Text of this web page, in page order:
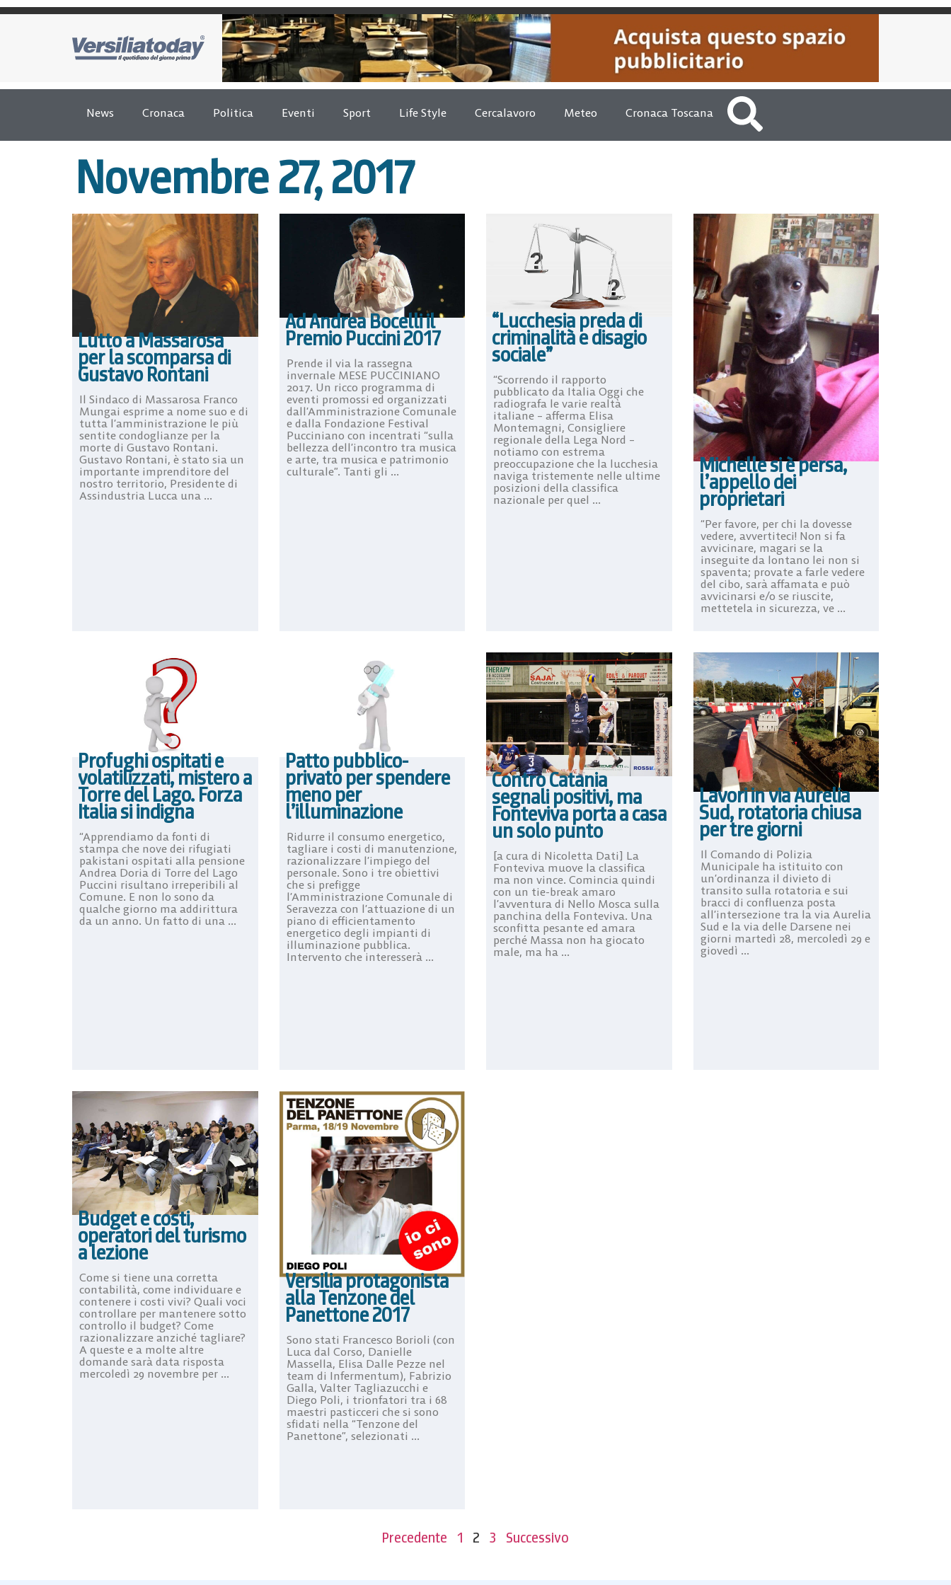
News Cronaca Politica Eventi Sport Life Style Cercalavoro Meteo Cronaca Toscana
Novembre 27, 2017
Lutto a Massarosa
per la scomparsa di
Gustavo Rontani
Il Sindaco di Massarosa Franco
Mungai esprime a nome suo e di
tutta l’amministrazione le più
sentite condoglianze per la
morte di Gustavo Rontani.
Gustavo Rontani, è stato sia un
importante imprenditore del
nostro territorio, Presidente di
Assindustria Lucca una ...
Ad Andrea Bocelli il
Premio Puccini 2017
Prende il via la rassegna
invernale MESE PUCCINIANO
2017. Un ricco programma di
eventi promossi ed organizzati
dall’Amministrazione Comunale
e dalla Fondazione Festival
Pucciniano con incentrati “sulla
bellezza dell’incontro tra musica
e arte, tra musica e patrimonio
culturale”. Tanti gli ...
“Lucchesia preda di
criminalità e disagio
sociale”
“Scorrendo il rapporto
pubblicato da Italia Oggi che
radiografa le varie realtà
italiane – afferma Elisa
Montemagni, Consigliere
regionale della Lega Nord –
notiamo con estrema
preoccupazione che la lucchesia
naviga tristemente nelle ultime
posizioni della classifica
nazionale per quel ...
Michelle si è persa,
l’appello dei
proprietari
“Per favore, per chi la dovesse
vedere, avvertiteci! Non si fa
avvicinare, magari se la
inseguite da lontano lei non si
spaventa; provate a farle vedere
del cibo, sarà affamata e può
avvicinarsi e/o se riuscite,
mettetela in sicurezza, ve ...
Profughi ospitati e
volatilizzati, mistero a
Torre del Lago. Forza
Italia si indigna
“Apprendiamo da fonti di
stampa che nove dei rifugiati
pakistani ospitati alla pensione
Andrea Doria di Torre del Lago
Puccini risultano irreperibili al
Comune. E non lo sono da
qualche giorno ma addirittura
da un anno. Un fatto di una ...
Patto pubblico-
privato per spendere
meno per
l’illuminazione
Ridurre il consumo energetico,
tagliare i costi di manutenzione,
razionalizzare l’impiego del
personale. Sono i tre obiettivi
che si prefigge
l’Amministrazione Comunale di
Seravezza con l’attuazione di un
piano di efficientamento
energetico degli impianti di
illuminazione pubblica.
Intervento che interesserà ...
Contro Catania
segnali positivi, ma
Fonteviva porta a casa
un solo punto
[a cura di Nicoletta Dati] La
Fonteviva muove la classifica
ma non vince. Comincia quindi
con un tie-break amaro
l’avventura di Nello Mosca sulla
panchina della Fonteviva. Una
sconfitta pesante ed amara
perché Massa non ha giocato
male, ma ha ...
Lavori in via Aurelia
Sud, rotatoria chiusa
per tre giorni
Il Comando di Polizia
Municipale ha istituito con
un’ordinanza il divieto di
transito sulla rotatoria e sui
bracci di confluenza posta
all’intersezione tra la via Aurelia
Sud e la via delle Darsene nei
giorni martedì 28, mercoledì 29 e
giovedì ...
Budget e costi,
operatori del turismo
a lezione
Come si tiene una corretta
contabilità, come individuare e
contenere i costi vivi? Quali voci
controllare per mantenere sotto
controllo il budget? Come
razionalizzare anziché tagliare?
A queste e a molte altre
domande sarà data risposta
mercoledì 29 novembre per ...
Versilia protagonista
alla Tenzone del
Panettone 2017
Sono stati Francesco Borioli (con
Luca dal Corso, Danielle
Massella, Elisa Dalle Pezze nel
team di Infermentum), Fabrizio
Galla, Valter Tagliazucchi e
Diego Poli, i trionfatori tra i 68
maestri pasticceri che si sono
sfidati nella “Tenzone del
Panettone”, selezionati ...
Precedente 1 2 3 Successivo